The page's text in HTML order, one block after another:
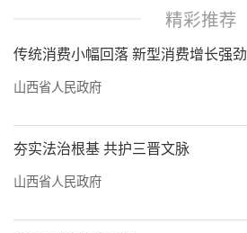
精彩推荐
传统消费小幅回落 新型消费增长强劲
山西省人民政府
夯实法治根基 共护三晋文脉
山西省人民政府